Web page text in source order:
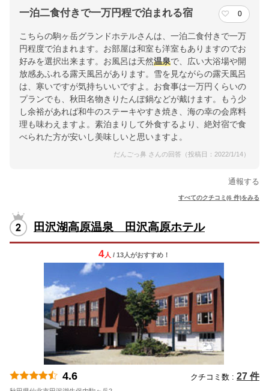
一泊二食付きで一万円程で泊まれる宿 0
こちらの駒ヶ岳グランドホテルさんは、一泊二食付きで一万
円程度で泊まれます。お部屋は和室も洋室もありますのでお
好みを選択出来ます。お風呂は天然温泉で、広い大浴場や開
放感あふれる露天風呂があります。雪を見ながらの露天風呂
は、寒いですが気持ちいいですよ。お食事は一万円くらいの
プランでも、秋田名物きりたんぽ鍋などが戴けます。もう少
し余裕があれば和牛のステーキやすき焼き、海の幸の会席料
理も味わえますよ。素泊まりして外食するより、絶対宿で食
べられた方が安いし美味しいと思いますよ。
だんごっ鼻 さんの回答（投稿日：2022/1/14）
通報する
すべてのクチコミ(6 件)をみる
田沢湖高原温泉 田沢高原ホテル
4人 / 13人がおすすめ！
4.6 クチコミ数 : 27 件